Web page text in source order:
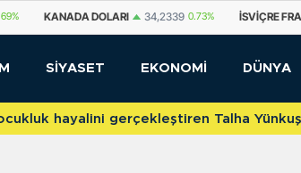
0.73% İSVIÇRE FRANKI 59,1179 0.82%
SİYASET EKONOMİ DÜNYA
hayalini gerçekleştiren Talha Yünkuş